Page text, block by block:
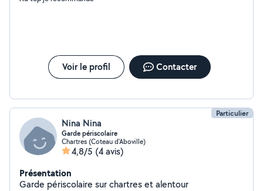
Voir le profil Contacter
Particulier
Nina Nina
Garde périscolaire
Chartres (Coteau d'Aboville)
4,8/5 (4 avis)
Présentation
Garde périscolaire sur chartres et alentour